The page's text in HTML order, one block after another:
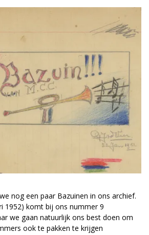
nog een paar Bazuinen in ons archief.
1952) komt bij ons nummer 9
we gaan natuurlijk ons best doen om
ook te pakken te krijgen